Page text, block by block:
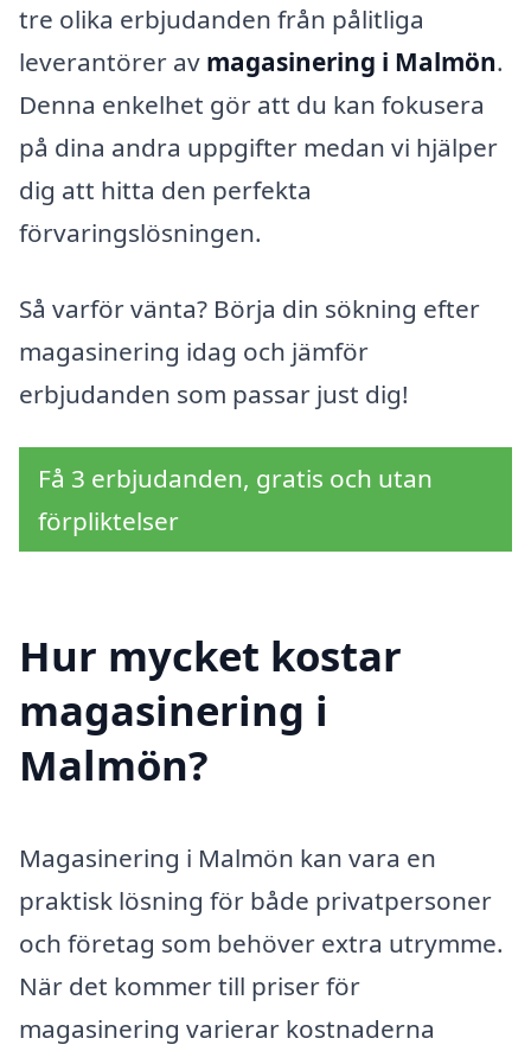
tre olika erbjudanden från pålitliga
leverantörer av magasinering i Malmön.
Denna enkelhet gör att du kan fokusera
på dina andra uppgifter medan vi hjälper
dig att hitta den perfekta
förvaringslösningen.
Så varför vänta? Börja din sökning efter
magasinering idag och jämför
erbjudanden som passar just dig!
Få 3 erbjudanden, gratis och utan
förpliktelser
Hur mycket kostar
magasinering i
Malmön?
Magasinering i Malmön kan vara en
praktisk lösning för både privatpersoner
och företag som behöver extra utrymme.
När det kommer till priser för
magasinering varierar kostnaderna